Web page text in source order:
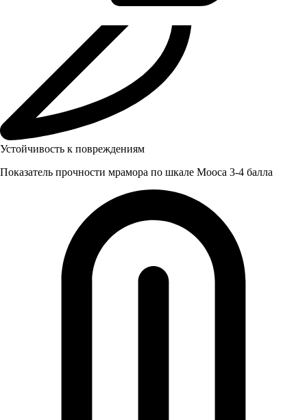
Устойчивость к повреждениям
Показатель прочности мрамора по шкале Мооса 3-4 балла